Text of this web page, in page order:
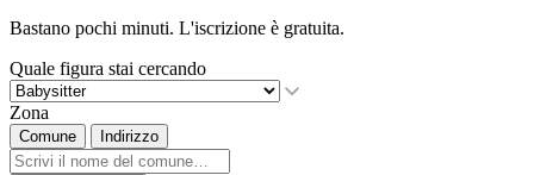
Bastano pochi minuti. L'iscrizione è gratuita.
Quale figura stai cercando
Zona
Comune Indirizzo